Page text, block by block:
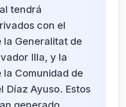
tendrá
con el
la Generalitat de
Illa, y la
la Comunidad de
Díaz Ayuso. Estos